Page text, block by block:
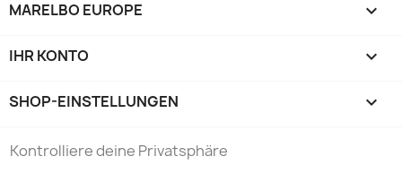
MARELBO EUROPE 
IHR KONTO 
SHOP-EINSTELLUNGEN keyboard_arrow_down
Kontrolliere deine Privatsphäre